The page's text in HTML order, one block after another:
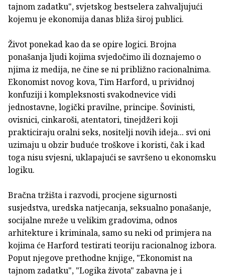
tajnom zadatku", svjetskog bestselera zahvaljujući
kojemu je ekonomija danas bliža široj publici.
Život ponekad kao da se opire logici. Brojna
ponašanja ljudi kojima svjedočimo ili doznajemo o
njima iz medija, ne čine se ni približno racionalnima.
Ekonomist novog kova, Tim Harford, u prividnoj
konfuziji i kompleksnosti svakodnevice vidi
jednostavne, logički pravilne, principe. Šovinisti,
ovisnici, cinkaroši, atentatori, tinejdžeri koji
prakticiraju oralni seks, nositelji novih ideja... svi oni
uzimaju u obzir buduće troškove i koristi, čak i kad
toga nisu svjesni, uklapajući se savršeno u ekonomsku
logiku.
Bračna tržišta i razvodi, procjene sigurnosti
susjedstva, uredska natjecanja, seksualno ponašanje,
socijalne mreže u velikim gradovima, odnos
arhitekture i kriminala, samo su neki od primjera na
kojima će Harford testirati teoriju racionalnog izbora.
Poput njegove prethodne knjige, "Ekonomist na
tajnom zadatku", "Logika života" zabavna je i